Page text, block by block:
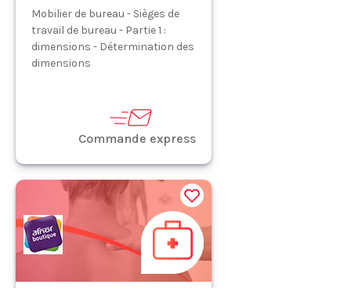
Mobilier de bureau - Sièges de
travail de bureau - Partie 1 :
dimensions - Détermination des
dimensions
Commande express